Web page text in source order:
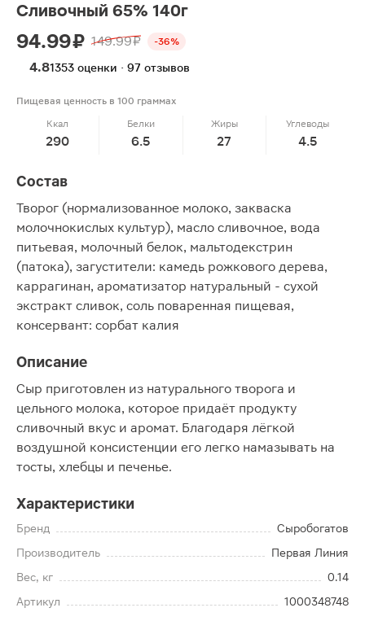
Сливочный 65% 140г
94.99 ₽ 149.99 ₽ -36%
4.81353 оценки · 97 отзывов
Пищевая ценность в 100 граммах
Ккал
290
Белки
6.5
Жиры
27
Углеводы
4.5
Состав
Творог (нормализованное молоко, закваска
молочнокислых культур), масло сливочное, вода
питьевая, молочный белок, мальтодекстрин
(патока), загустители: камедь рожкового дерева,
каррагинан, ароматизатор натуральный - сухой
экстракт сливок, соль поваренная пищевая,
консервант: сорбат калия
Описание
Сыр приготовлен из натурального творога и
цельного молока, которое придаёт продукту
сливочный вкус и аромат. Благодаря лёгкой
воздушной консистенции его легко намазывать на
тосты, хлебцы и печенье.
Характеристики
Бренд
Сыробогатов
Производитель
Первая Линия
Вес, кг
0.14
Артикул
1000348748